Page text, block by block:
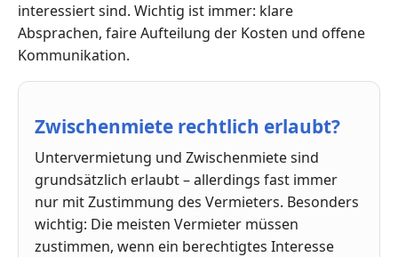
interessiert sind. Wichtig ist immer: klare
Absprachen, faire Aufteilung der Kosten und offene
Kommunikation.
Zwischenmiete rechtlich erlaubt?
Untervermietung und Zwischenmiete sind
grundsätzlich erlaubt – allerdings fast immer
nur mit Zustimmung des Vermieters. Besonders
wichtig: Die meisten Vermieter müssen
zustimmen, wenn ein berechtigtes Interesse